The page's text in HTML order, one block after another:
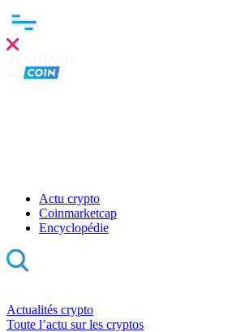
Actu crypto
Coinmarketcap
Encyclopédie
Actualités crypto
Toute l’actu sur les cryptos